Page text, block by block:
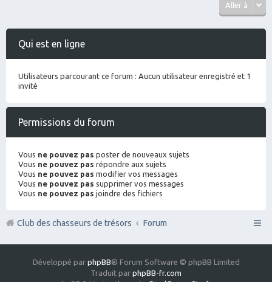
Aller à
Qui est en ligne
Utilisateurs parcourant ce forum : Aucun utilisateur enregistré et 1
invité
Permissions du forum
Vous ne pouvez pas poster de nouveaux sujets
Vous ne pouvez pas répondre aux sujets
Vous ne pouvez pas modifier vos messages
Vous ne pouvez pas supprimer vos messages
Vous ne pouvez pas joindre des fichiers
Club des chasseurs de trésors Forum
Développé par phpBB® Forum Software © phpBB Limited
Traduit par phpBB-fr.com